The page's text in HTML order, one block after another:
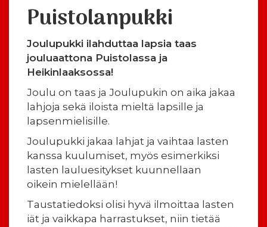
Puistolanpukki
Joulupukki ilahduttaa lapsia taas
jouluaattona Puistolassa ja
Heikinlaaksossa!
Joulu on taas ja Joulupukin on aika jakaa
lahjoja sekä iloista mieltä lapsille ja
lapsenmielisille.
Joulupukki jakaa lahjat ja vaihtaa lasten
kanssa kuulumiset, myös esimerkiksi
lasten lauluesitykset kuunnellaan
oikein mielellään!
Taustatiedoksi olisi hyvä ilmoittaa lasten
iät ja vaikkapa harrastukset, niin tietää